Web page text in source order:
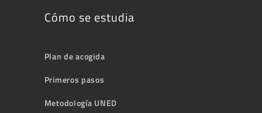
Cómo se estudia
Plan de acogida
Primeros pasos
Metodología UNED